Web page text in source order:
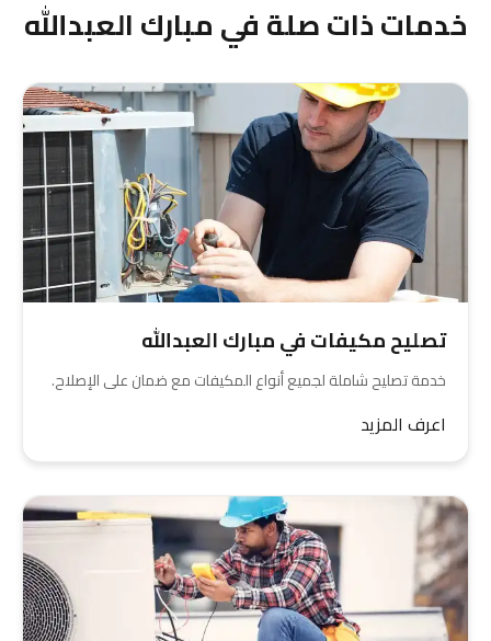
خدمات ذات صلة في مبارك العبدالله
تصليح مكيفات في مبارك العبدالله
خدمة تصليح شاملة لجميع أنواع المكيفات مع ضمان على الإصلاح.
اعرف المزيد